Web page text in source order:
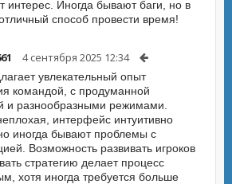
интерес. Иногда бывают баги, но в
способ провести время!
4 сентября 2025 12:34
увлекательный опыт
командой, с продуманной
и разнообразными режимами.
интерфейс интуитивно
иногда бывают проблемы с
Возможность развивать игроков
стратегию делает процесс
хотя иногда требуется больше